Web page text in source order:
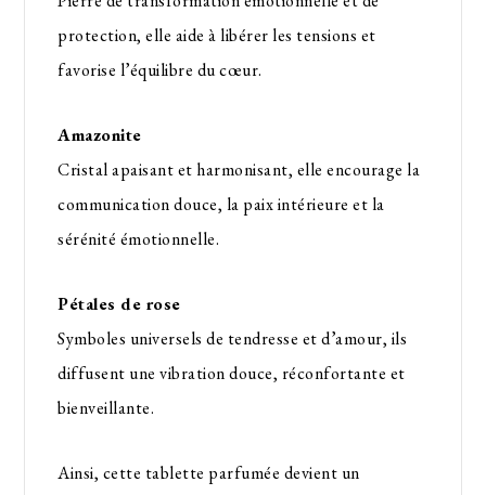
protection, elle aide à libérer les tensions et
favorise l’équilibre du cœur.
Amazonite
Cristal apaisant et harmonisant, elle encourage la
communication douce, la paix intérieure et la
sérénité émotionnelle.
Pétales de rose
Symboles universels de tendresse et d’amour, ils
diffusent une vibration douce, réconfortante et
bienveillante.
Ainsi, cette tablette parfumée devient un